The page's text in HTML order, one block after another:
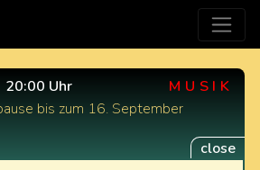
20:00 Uhr
MUSIK
bis zum 16. September
close